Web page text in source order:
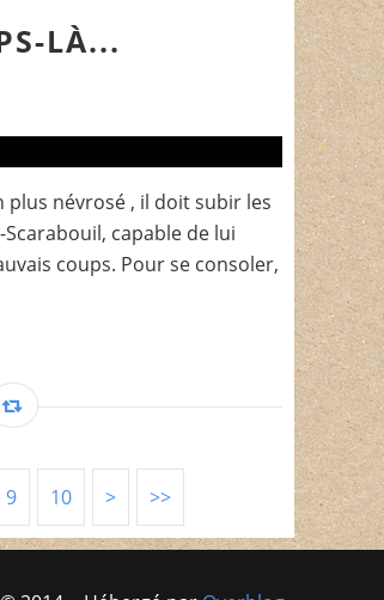
LÀ...
plus névrosé , il doit subir les
capable de lui
coups. Pour se consoler,
9 10 > >>